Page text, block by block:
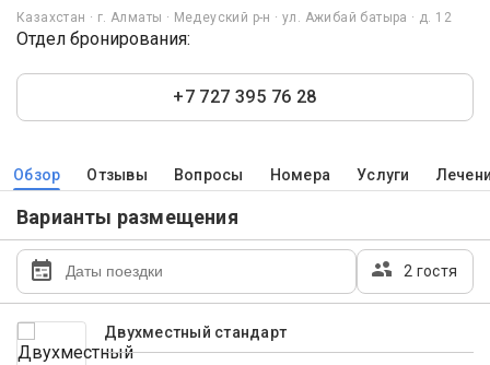
Казахстан · г. Алматы · Медеуский р-н · ул. Ажибай батыра · д. 12
Отдел бронирования:
+7 727 395 76 28
Обзор Отзывы Вопросы Номера Услуги
Варианты размещения
2 гостя
Двухместный стандарт